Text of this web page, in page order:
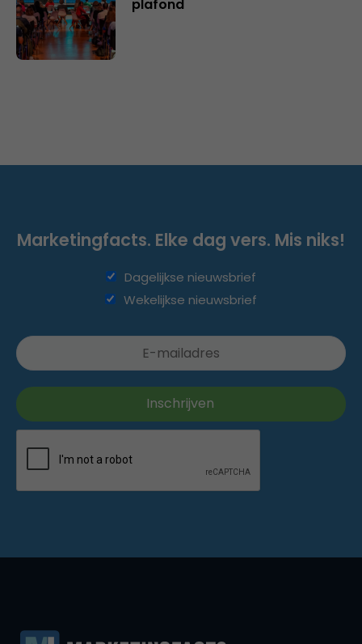
plafond
Marketingfacts. Elke dag vers. Mis niks!
Dagelijkse nieuwsbrief
Wekelijkse nieuwsbrief